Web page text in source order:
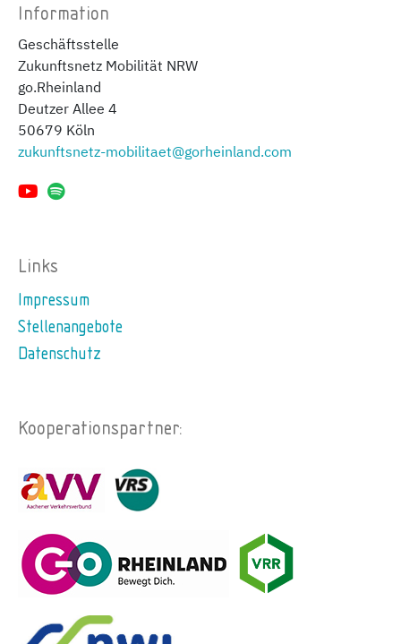
Information
Geschäftsstelle
Zukunftsnetz Mobilität NRW
go.Rheinland
Deutzer Allee 4
50679 Köln
zukunftsnetz-mobilitaet@gorheinland.com
Links
Impressum
Stellenangebote
Datenschutz
Kooperationspartner: